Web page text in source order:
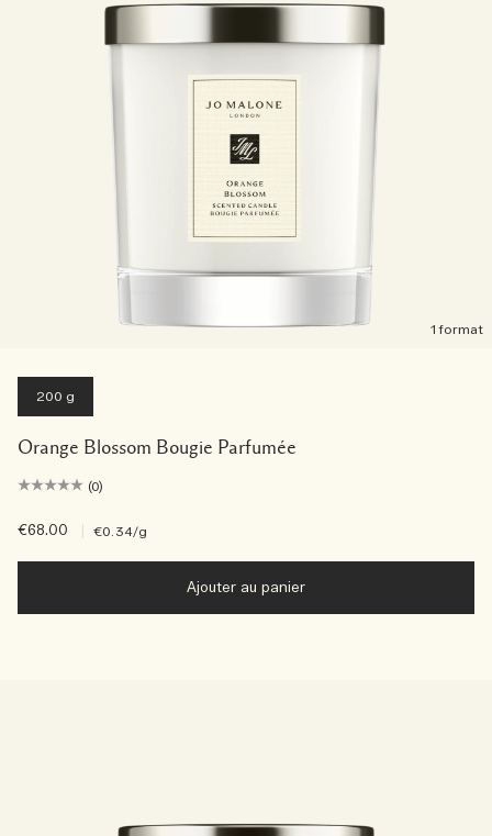
1 format
200 g
Orange Blossom Bougie Parfumée
(0)
€68.00 €0.34/g
Ajouter au panier